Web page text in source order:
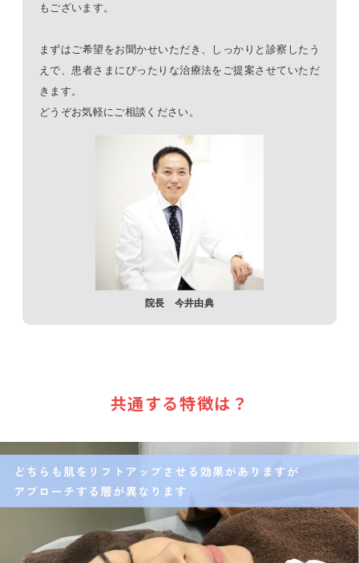
院長 今井由典
もございます。
まずはご希望をお聞かせいただき、しっかりと診察したう
えで、患者さまにぴったりな治療法をご提案させていただ
きます。
どうぞお気軽にご相談ください。
共通する特徴は？